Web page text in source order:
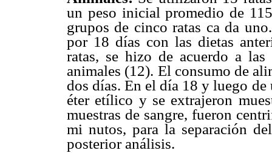
un peso inicial promedio de
grupos de cinco ratas ca da
por 18 días con las dietas
ratas, se hizo de acuerdo a las
animales (12). El consumo de
dos días. En el día 18 y luego de
éter etílico y se extrajeron
muestras de sangre, fueron
mi nutos, para la separación
posterior análisis.